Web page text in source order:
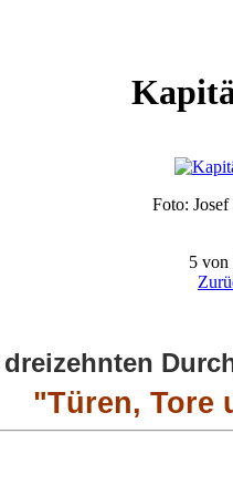
Foto:
5 von
dreizehnten
"Türen, Tore